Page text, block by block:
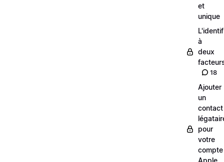
et
unique
à
deux
18
Ajouter
un
contact
pour
votre
compte
Apple